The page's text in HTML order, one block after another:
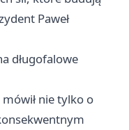
Paweł
długofalowe
nie tylko o